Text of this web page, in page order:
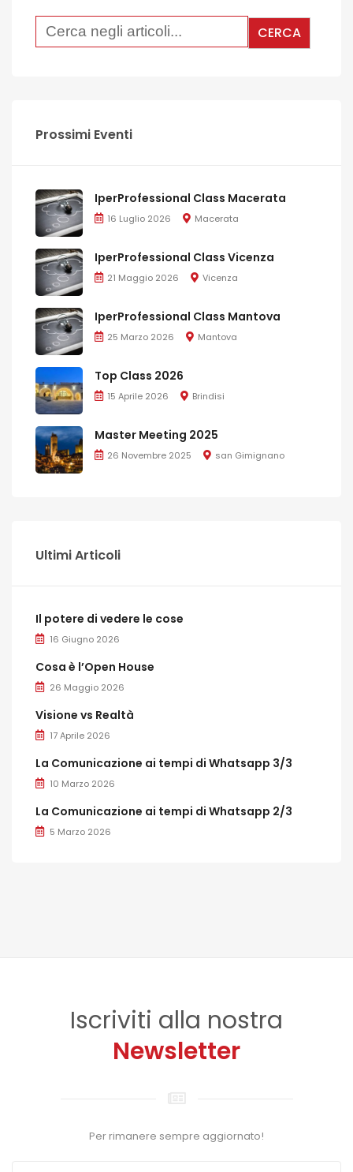
Prossimi Eventi
IperProfessional Class Macerata
16 Luglio 2026 Macerata
IperProfessional Class Vicenza
21 Maggio 2026 Vicenza
IperProfessional Class Mantova
25 Marzo 2026 Mantova
Top Class 2026
15 Aprile 2026 Brindisi
Master Meeting 2025
26 Novembre 2025 san Gimignano
Ultimi Articoli
Il potere di vedere le cose
16 Giugno 2026
Cosa è l’Open House
26 Maggio 2026
Visione vs Realtà
17 Aprile 2026
La Comunicazione ai tempi di Whatsapp 3/3
10 Marzo 2026
La Comunicazione ai tempi di Whatsapp 2/3
5 Marzo 2026
Iscriviti alla nostra
Newsletter
Per rimanere sempre aggiornato!